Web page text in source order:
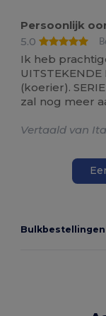
Persoonlijk
5.0
Ik heb
(koerier).
zal nog meer
Vertaald van
Bulkbestellingen